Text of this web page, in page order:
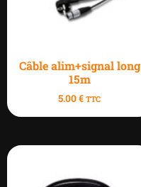
Câble alim+signal long
15m
5.00€ TTC